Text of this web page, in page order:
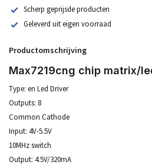
Scherp geprijsde producten
Geleverd uit eigen voorraad
Productomschrijving
Max7219cng chip matrix/
Type: en Led Driver
Outputs: 8
Common Cathode
Input: 4V-5.5V
10MHz switch
Output: 4.5V/320mA